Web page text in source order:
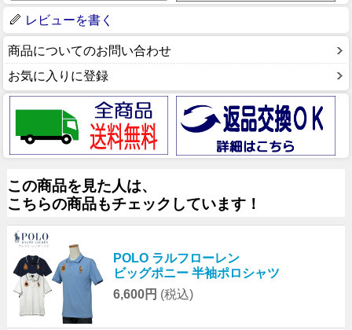
レビューを書く
商品についてのお問い合わせ
お気に入りに登録
この商品を見た人は、
こちらの商品もチェックしています！
POLO ラルフローレン
ビッグポニー 半袖ポロシャツ
6,600円 (税込)